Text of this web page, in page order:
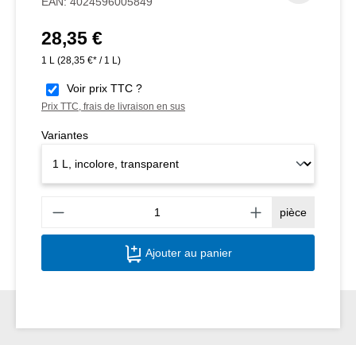
Prix régulier :
28,35 €
1 L (28,35 €* / 1 L)
Voir prix TTC ?
Prix TTC, frais de livraison en sus
Variantes
pièce
Ajouter au panier